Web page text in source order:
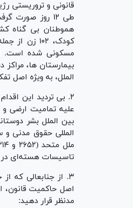
مسکونی شده است.
بیمارستان ها،
الملل، به ویژه اصل
علیه تمامیت ارضی و
المللی حقوق مدنی و
تاسیسات هسته‌ای در
۳. از جنابعالی که
اصل حاکمیت قانون،
مدنظر قرار دهید: